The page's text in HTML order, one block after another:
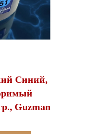
Синий,
Guzman